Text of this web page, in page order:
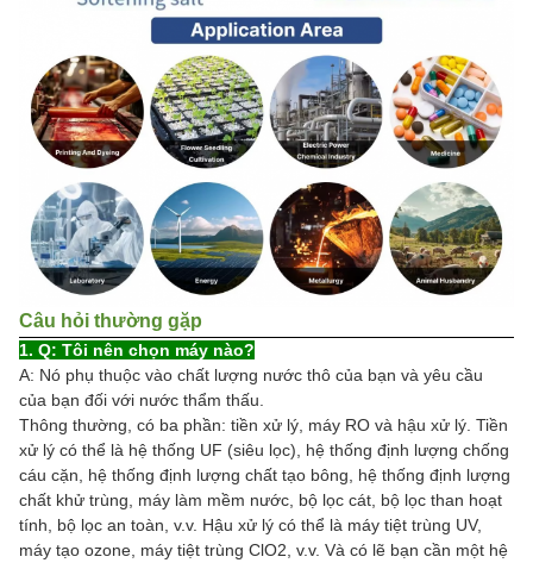
Câu hỏi thường gặp
1. Q: Tôi nên chọn máy nào?
A: Nó phụ thuộc vào chất lượng nước thô của bạn và yêu cầu
của bạn đối với nước thẩm thấu.
Thông thường, có ba phần: tiền xử lý, máy RO và hậu xử lý. Tiền
xử lý có thể là hệ thống UF (siêu lọc), hệ thống định lượng chống
cáu cặn, hệ thống định lượng chất tạo bông, hệ thống định lượng
chất khử trùng, máy làm mềm nước, bộ lọc cát, bộ lọc than hoạt
tính, bộ lọc an toàn, v.v. Hậu xử lý có thể là máy tiệt trùng UV,
máy tạo ozone, máy tiệt trùng ClO2, v.v. Và có lẽ bạn cần một hệ